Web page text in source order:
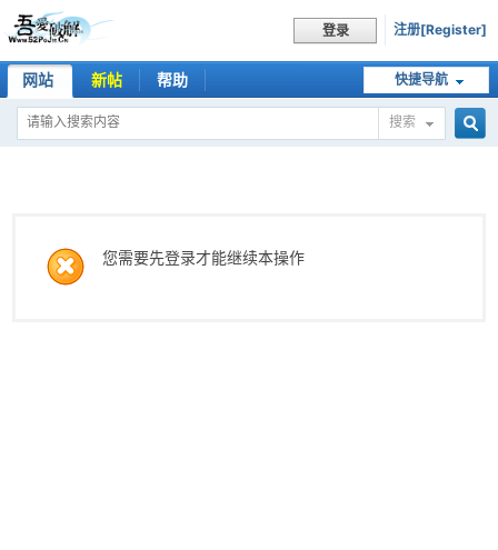
登录 注册[Register]
快捷导航
网站 新帖 帮助
搜索
您需要先登录才能继续本操作